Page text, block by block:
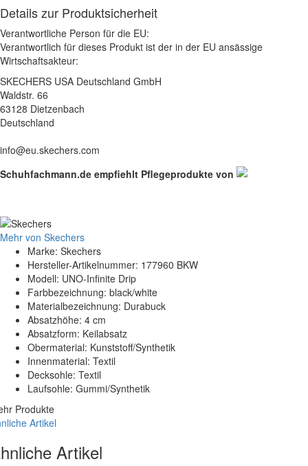
Details zur Produktsicherheit
Verantwortliche Person für die EU:
Verantwortlich für dieses Produkt ist der in der EU ansässige
Wirtschaftsakteur:
SKECHERS USA Deutschland GmbH
Waldstr. 66
63128 Dietzenbach
Deutschland
info@eu.skechers.com
Schuhfachmann.de empfiehlt Pflegeprodukte von
Mehr von Skechers
Marke: Skechers
Hersteller-Artikelnummer: 177960 BKW
Modell: UNO-Infinite Drip
Farbbezeichnung: black/white
Materialbezeichnung: Durabuck
Absatzhöhe: 4 cm
Absatzform: Keilabsatz
Obermaterial: Kunststoff/Synthetik
Innenmaterial: Textil
Decksohle: Textil
Laufsohle: Gummi/Synthetik
Produkte
Artikel
Artikel